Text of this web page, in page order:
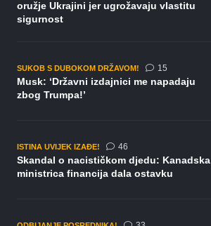
oružje Ukrajini jer ugrožavaju vlastitu
sigurnost
SUKOB S DUBOKOM DRŽAVOM! 15komentara
Musk: ‘Državni izdajnici me napadaju
zbog Trumpa!’
ISTINA UVIJEK IZAĐE! 46komentara
Skandal o nacističkom djedu: Kanadska
ministrica financija dala ostavku